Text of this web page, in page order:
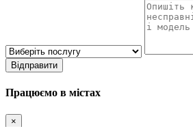
Відправити
Працюємо в містах
×